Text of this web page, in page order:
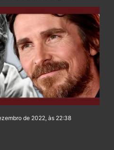
de 2022, às 22:38